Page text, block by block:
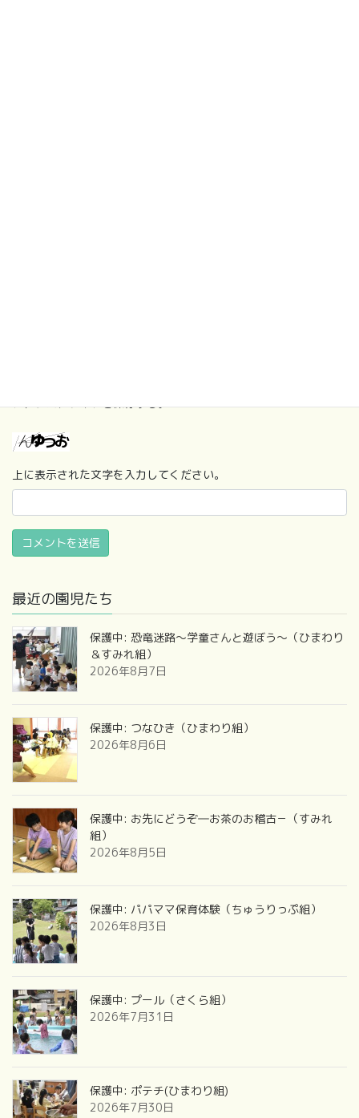
アドレス、サイトを保存する。
上に表示された文字を入力してください。
最近の園児たち
保護中: 恐竜迷路～学童さんと遊ぼう～（ひまわり
＆すみれ組）
2026年8月7日
保護中: つなひき（ひまわり組）
2026年8月6日
保護中: お先にどうぞ―お茶のお稽古－（すみれ
組）
2026年8月5日
保護中: パパママ保育体験（ちゅうりっぷ組）
2026年8月3日
保護中: プール（さくら組）
2026年7月31日
保護中: ポテチ(ひまわり組)
2026年7月30日